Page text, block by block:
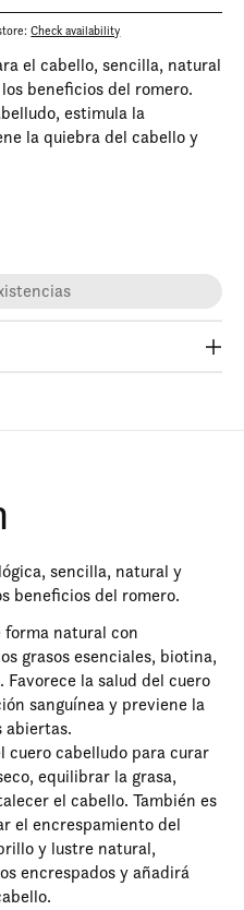
:Check availability
el cabello, sencilla, natural
beneficios del romero.
estimula la
la quiebra del cabello y
sencilla, natural y
beneficios del romero.
natural con
grasos esenciales, biotina,
la salud del cuero
sanguínea y previene la
abiertas.
cabelludo para curar
equilibrar la grasa,
el cabello. También es
el encrespamiento del
y lustre natural,
encrespados y añadirá